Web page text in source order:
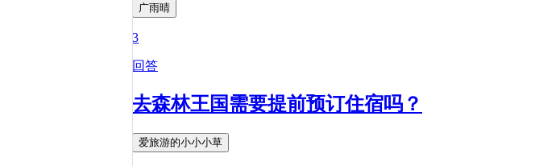
广雨晴
3
回答
去森林王国需要提前预订住宿吗？
爱旅游的小小小草